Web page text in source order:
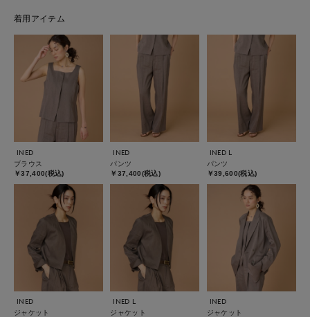
着用アイテム
INED
ブラウス
￥37,400(税込)
INED
パンツ
￥37,400(税込)
INED L
パンツ
￥39,600(税込)
INED
ジャケット
INED L
ジャケット
INED
ジャケット